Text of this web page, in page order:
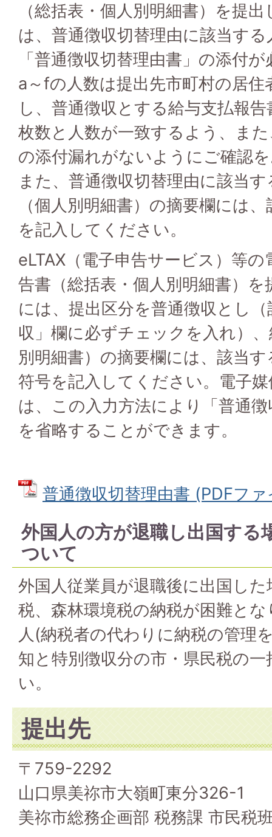
（総括表・個人別明細書）を提
は、普通徴収切替理由に該当す
「普通徴収切替理由書」の添付
a～fの人数は提出先市町村の居
し、普通徴収とする給与支払報
枚数と人数が一致するよう、ま
の添付漏れがないようにご確認
また、普通徴収切替理由に該当
（個人別明細書）の摘要欄には
を記入してください。
eLTAX（電子申告サービス）等
告書（総括表・個人別明細書）
には、提出区分を普通徴収とし
収」欄に必ずチェックを入れ）
別明細書）の摘要欄には、該当
符号を記入してください。電子
は、この入力方法により「普通
を省略することができます。
普通徴収切替理由書 (PDFフ
外国人の方が退職し出国する
ついて
外国人従業員が退職後に出国し
税、森林環境税の納税が困難と
人(納税者の代わりに納税の管理
知と特別徴収分の市・県民税の
い。
提出先
〒759-2292
山口県美祢市大嶺町東分326-1
美祢市総務企画部 税務課 市民税